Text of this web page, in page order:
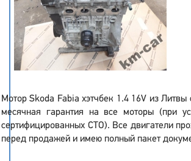
Мотор Skoda Fabia хэтчбек 1.4 16V из Литвы
месячная гарантия на все моторы (при
сертифицированных СТО). Все двигатели
перед продажей и имею полный пакет